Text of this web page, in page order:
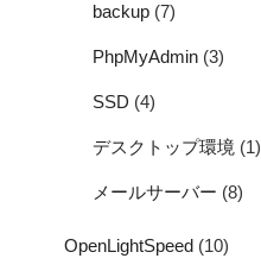
backup (7)
PhpMyAdmin (3)
SSD (4)
デスクトップ環境 (1)
メールサーバー (8)
OpenLightSpeed (10)